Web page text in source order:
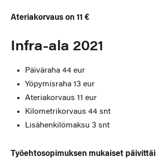
Ateriakorvaus on 11 €
Infra-ala 2021
Päiväraha 44 eur
Yöpymisraha 13 eur
Ateriakorvaus 11 eur
Kilometrikorvaus 44 snt
Lisähenkilömaksu 3 snt
Työehtosopimuksen mukaiset